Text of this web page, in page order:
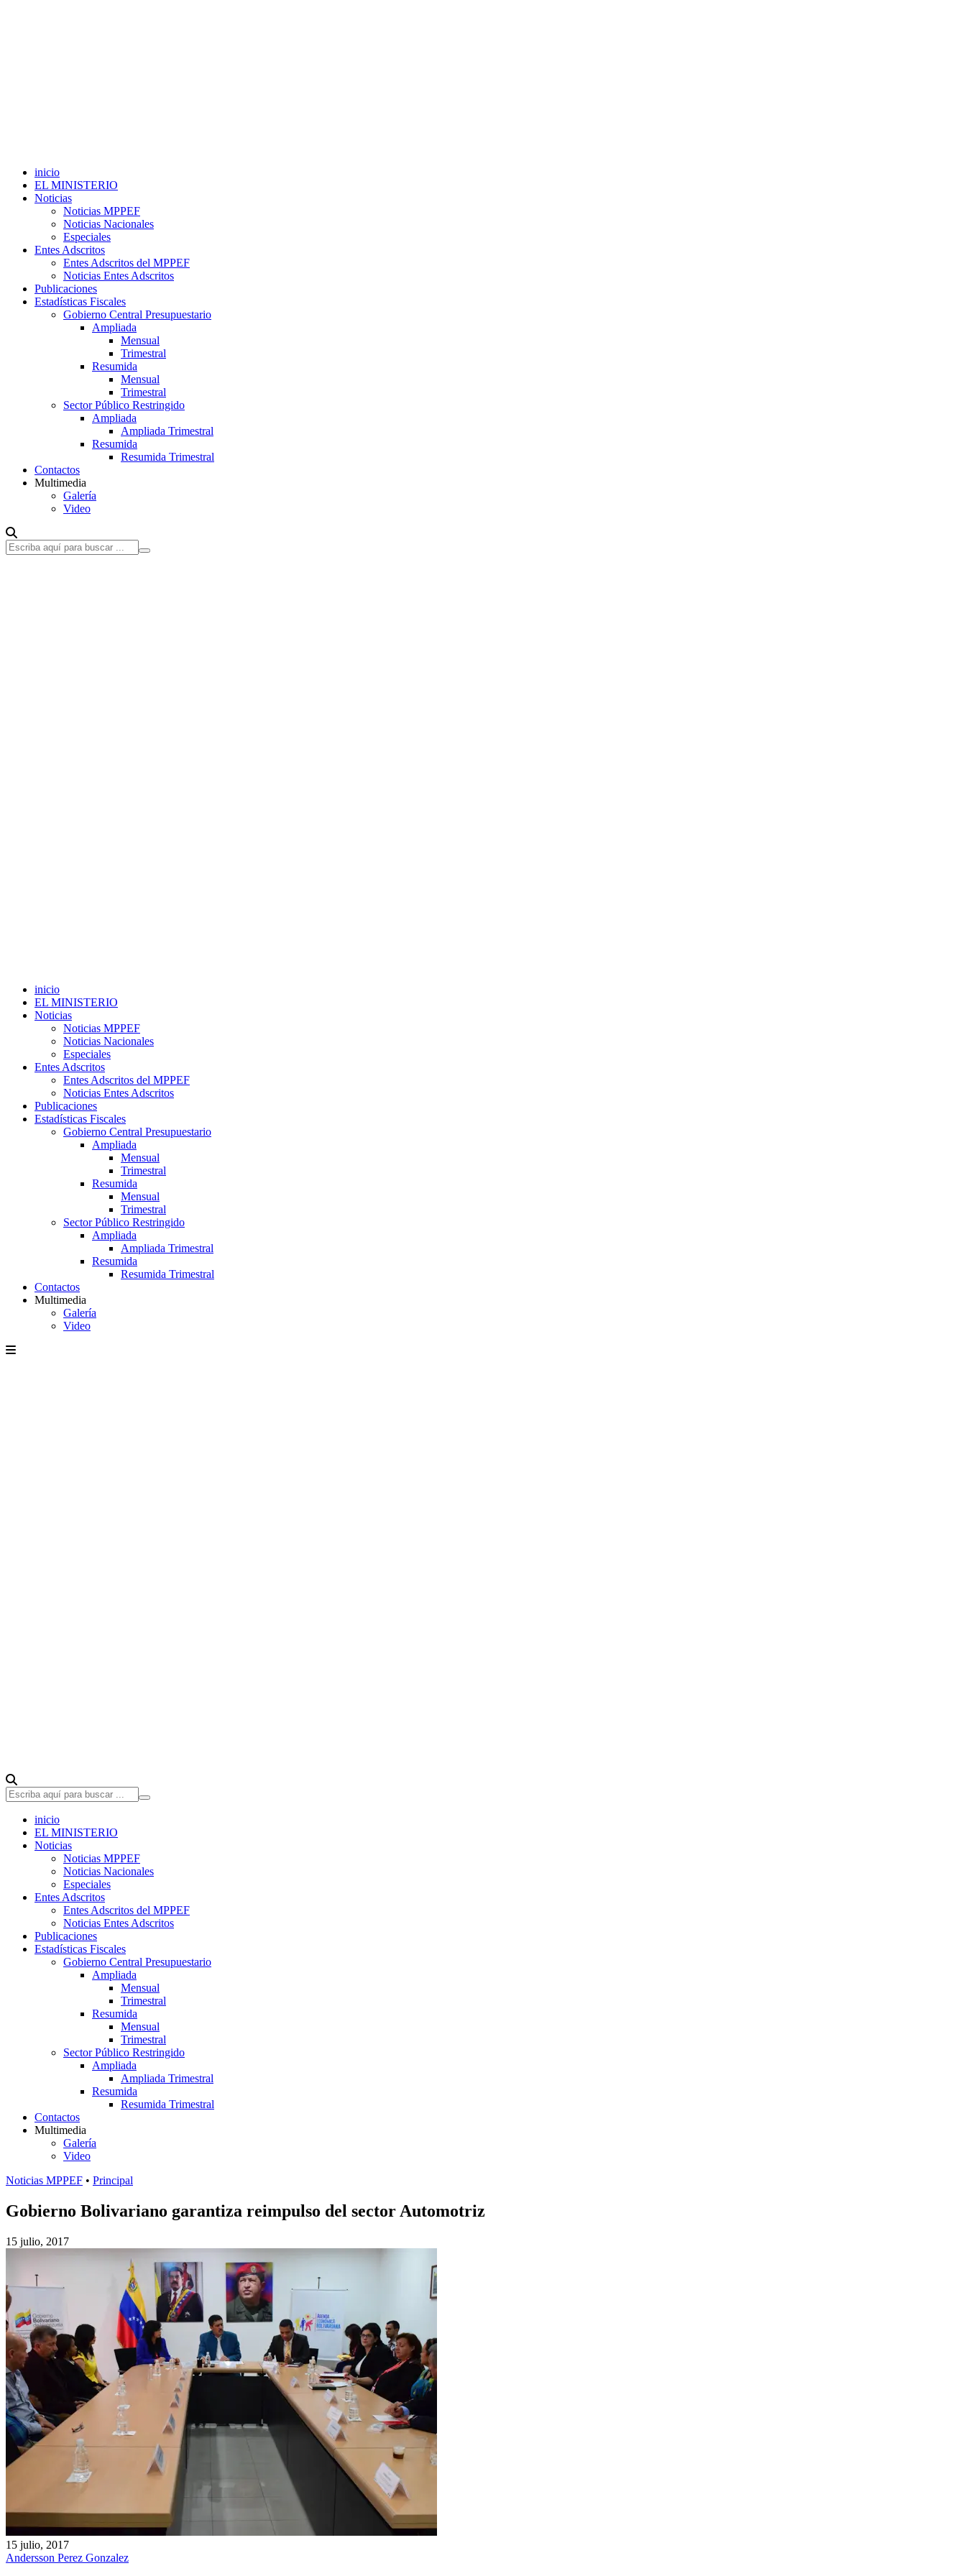
inicio
EL MINISTERIO
Noticias
Noticias MPPEF
Noticias Nacionales
Especiales
Entes Adscritos
Entes Adscritos del MPPEF
Noticias Entes Adscritos
Publicaciones
Estadísticas Fiscales
Gobierno Central Presupuestario
Ampliada
Mensual
Trimestral
Resumida
Mensual
Trimestral
Sector Público Restringido
Ampliada
Ampliada Trimestral
Resumida
Resumida Trimestral
Contactos
Multimedia
Galería
Video
inicio
EL MINISTERIO
Noticias
Noticias MPPEF
Noticias Nacionales
Especiales
Entes Adscritos
Entes Adscritos del MPPEF
Noticias Entes Adscritos
Publicaciones
Estadísticas Fiscales
Gobierno Central Presupuestario
Ampliada
Mensual
Trimestral
Resumida
Mensual
Trimestral
Sector Público Restringido
Ampliada
Ampliada Trimestral
Resumida
Resumida Trimestral
Contactos
Multimedia
Galería
Video
inicio
EL MINISTERIO
Noticias
Noticias MPPEF
Noticias Nacionales
Especiales
Entes Adscritos
Entes Adscritos del MPPEF
Noticias Entes Adscritos
Publicaciones
Estadísticas Fiscales
Gobierno Central Presupuestario
Ampliada
Mensual
Trimestral
Resumida
Mensual
Trimestral
Sector Público Restringido
Ampliada
Ampliada Trimestral
Resumida
Resumida Trimestral
Contactos
Multimedia
Galería
Video
Noticias MPPEF • Principal
Gobierno Bolivariano garantiza reimpulso del sector Automotriz
15 julio, 2017
15 julio, 2017
Andersson Perez Gonzalez